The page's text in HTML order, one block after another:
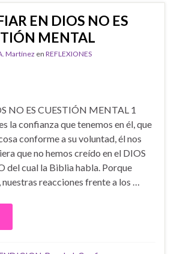
EN DIOS NO ES
MENTAL
Martínez en REFLEXIONES
NO ES CUESTIÓN MENTAL 1
la confianza que tenemos en él, que
conforme a su voluntad, él nos
que no hemos creído en el DIOS
del cual la Biblia habla. Porque
reacciones frente a los …